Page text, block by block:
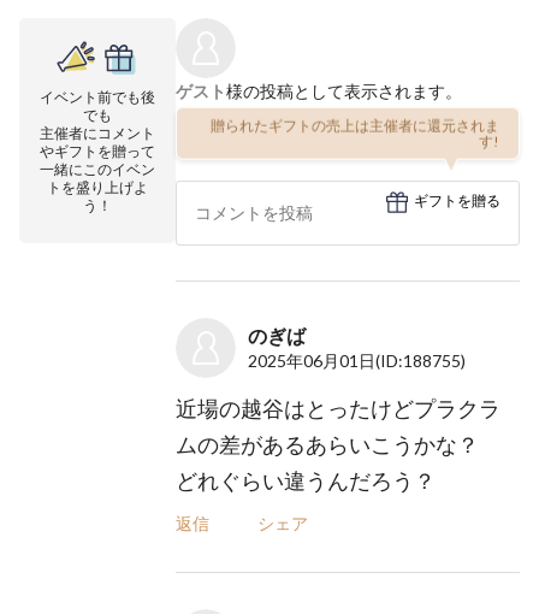
イベント前でも後
でも
主催者にコメント
やギフトを贈って
一緒にこのイベン
トを盛り上げよ
う！
ゲスト様の投稿として表示されます。
贈られたギフトの売上は主催者に還元されま
す!
ギフトを贈る
のぎば
2025年06月01日(ID:188755)
近場の越谷はとったけどプラクラ
ムの差があるあらいこうかな？
どれぐらい違うんだろう？
返信 シェア